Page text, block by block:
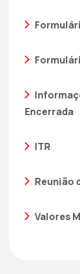
Encerrada
ITR
Reunião
Valores